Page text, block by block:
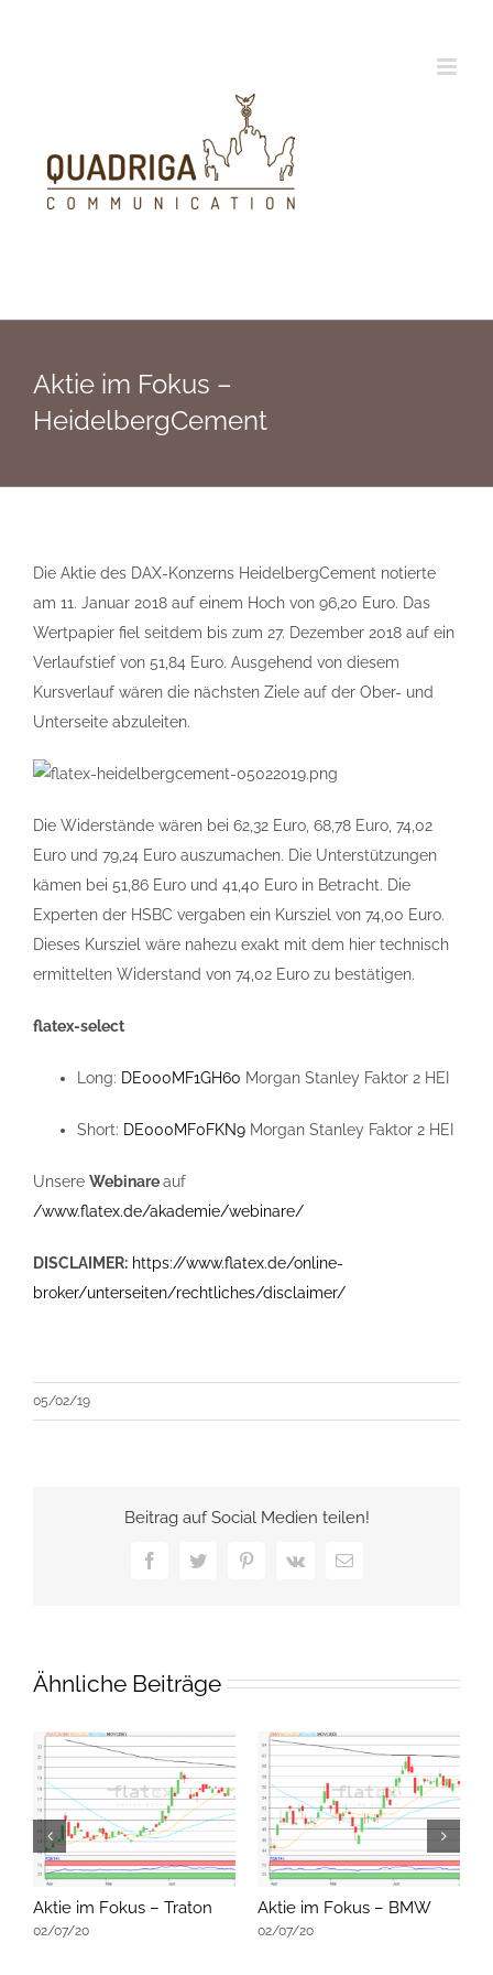
Aktie im Fokus –
HeidelbergCement
Die Aktie des DAX-Konzerns HeidelbergCement notierte
am 11. Januar 2018 auf einem Hoch von 96,20 Euro. Das
Wertpapier fiel seitdem bis zum 27. Dezember 2018 auf ein
Verlaufstief von 51,84 Euro. Ausgehend von diesem
Kursverlauf wären die nächsten Ziele auf der Ober- und
Unterseite abzuleiten.
Die Widerstände wären bei 62,32 Euro, 68,78 Euro, 74,02
Euro und 79,24 Euro auszumachen. Die Unterstützungen
kämen bei 51,86 Euro und 41,40 Euro in Betracht. Die
Experten der HSBC vergaben ein Kursziel von 74,00 Euro.
Dieses Kursziel wäre nahezu exakt mit dem hier technisch
ermittelten Widerstand von 74,02 Euro zu bestätigen.
flatex-select
Long: DE000MF1GH60 Morgan Stanley Faktor 2 HEI
Short: DE000MF0FKN9 Morgan Stanley Faktor 2 HEI
Unsere Webinareauf
/www.flatex.de/akademie/webinare/
DISCLAIMER: https://www.flatex.de/online-
broker/unterseiten/rechtliches/disclaimer/
05/02/19
Beitrag auf Social Medien teilen!
FacebookTwitterPinterest
Vk
E-
Ähnliche Beiträge
Aktie im Fokus – Traton
02/07/20
Aktie im Fokus – BMW
02/07/20